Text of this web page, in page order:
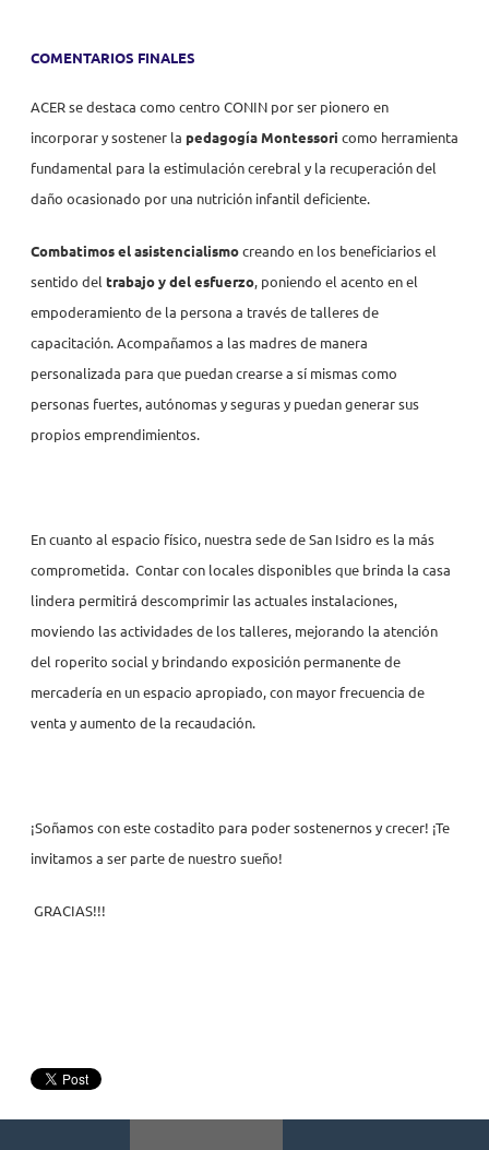
COMENTARIOS FINALES
ACER se destaca como centro CONIN por ser pionero en
incorporar y sostener la pedagogía Montessori como herramienta
fundamental para la estimulación cerebral y la recuperación del
daño ocasionado por una nutrición infantil deficiente.
Combatimos el asistencialismo creando en los beneficiarios el
sentido del trabajo y del esfuerzo, poniendo el acento en el
empoderamiento de la persona a través de talleres de
capacitación. Acompañamos a las madres de manera
personalizada para que puedan crearse a sí mismas como
personas fuertes, autónomas y seguras y puedan generar sus
propios emprendimientos.
En cuanto al espacio físico, nuestra sede de San Isidro es la más
comprometida. Contar con locales disponibles que brinda la casa
lindera permitirá descomprimir las actuales instalaciones,
moviendo las actividades de los talleres, mejorando la atención
del roperito social y brindando exposición permanente de
mercadería en un espacio apropiado, con mayor frecuencia de
venta y aumento de la recaudación.
¡Soñamos con este costadito para poder sostenernos y crecer! ¡Te
invitamos a ser parte de nuestro sueño!
GRACIAS!!!